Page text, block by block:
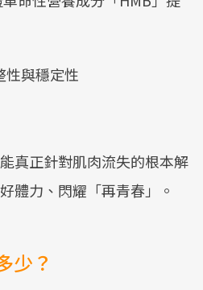
性與穩定性
真正針對肌肉流失的根本解
體力、閃耀「再青春」。
少？